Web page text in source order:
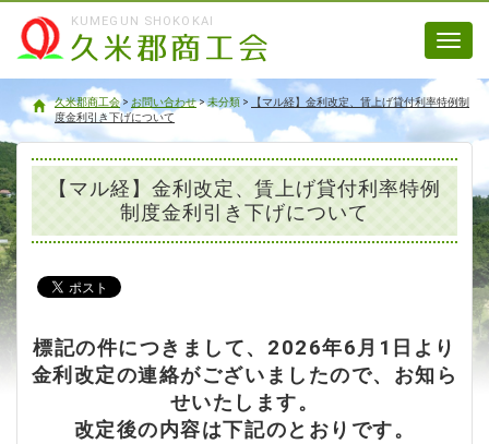
KUMEGUN SHOKOKAI
久米郡商工会
久米郡商工会> お問い合わせ>未分類 >
【マル経】金利改定、賃上げ貸付利率特例制
度金利引き下げについて
【マル経】金利改定、賃上げ貸付利率特例
制度金利引き下げについて
標記の件につきまして、2026年6月1日より
金利改定の連絡がございましたので、お知ら
せいたします。
改定後の内容は下記のとおりです。